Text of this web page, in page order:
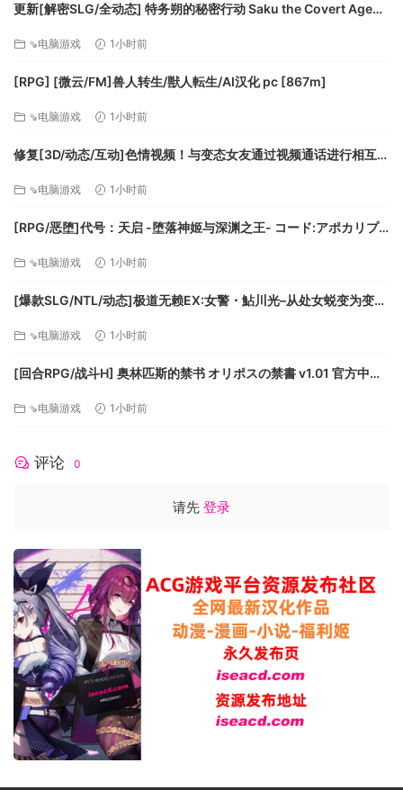
更新[解密SLG/全动态] 特务朔的秘密行动 Saku the Covert Agent
⇘电脑游戏 1小时前
[RPG] [微云/FM]兽人转生/獣人転生/AI汉化 pc [867m]
⇘电脑游戏 1小时前
修复[3D/动态/互动]色情视频！与变态女友通过视频通话进行相互自
⇘电脑游戏 1小时前
[RPG/恶堕]代号：天启 -堕落神姬与深渊之王- コード:アポカリプ
⇘电脑游戏 1小时前
[爆款SLG/NTL/动态]极道无赖EX:女警・鮎川光–从处女蜕变为变态
⇘电脑游戏 1小时前
[回合RPG/战斗H] 奥林匹斯的禁书 オリポスの禁書 v1.01 官方中文
⇘电脑游戏 1小时前
评论 0
请先 登录